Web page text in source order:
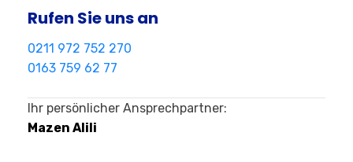
Rufen Sie uns an
0211 972 752 270
0163 759 62 77
Ihr persönlicher Ansprechpartner:
Mazen Alili